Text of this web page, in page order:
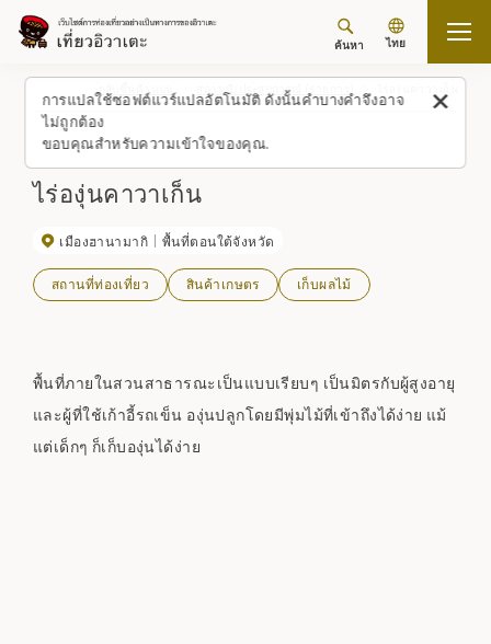
การแปลใช้ซอฟต์แวร์แปลอัตโนมัติ ดังนั้นคำบางคำจึงอาจ
ไม่ถูกต้อง
ขอบคุณสำหรับความเข้าใจของคุณ.
ค้นหา ไทย
กลับขึ้นด้านบน สถานที่/ประสบการณ์ (รายการ)
ไร่องุ่นคาวาเก็น
เมืองฮานามากิ พื้นที่ตอนใต้จังหวัด
สถานที่ท่องเที่ยว สินค้าเกษตร เก็บผลไม้
พื้นที่ภายในสวนสาธารณะเป็นแบบเรียบๆ เป็นมิตรกับผู้สูงอายุ
และผู้ที่ใช้เก้าอี้รถเข็น องุ่นปลูกโดยมีพุ่มไม้ที่เข้าถึงได้ง่าย แม้
แต่เด็กๆ ก็เก็บองุ่นได้ง่าย